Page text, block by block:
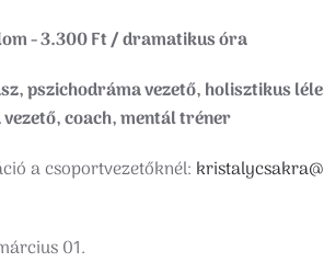
- 3.300 Ft / dramatikus óra
pszichodráma vezető, holisztikus
coach, mentál tréner
a csoportvezetőknél:
01.